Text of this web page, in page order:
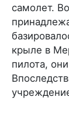
самолет.
крыле в
пилота,